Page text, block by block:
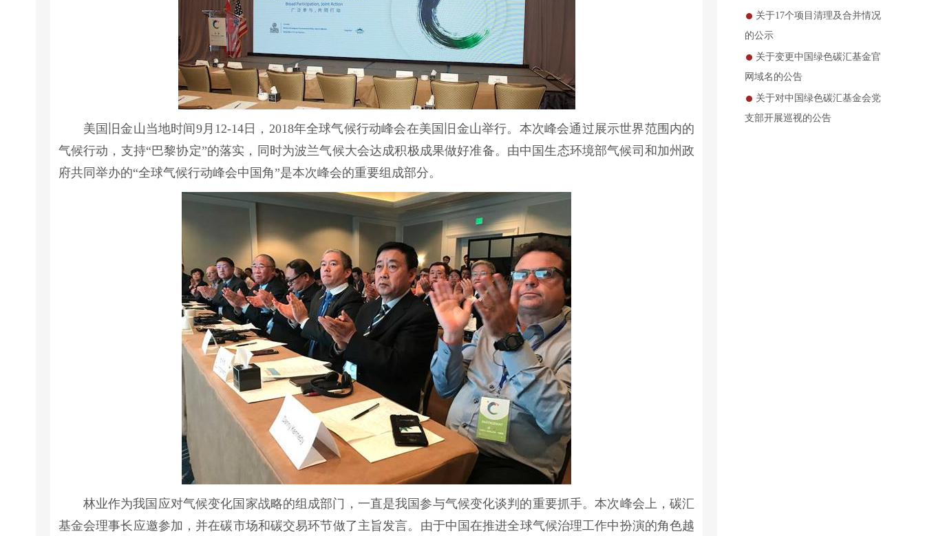
美国旧金山当地时间9月12-14日，2018年全球气候行动峰会在美国旧金山举行。本次峰会通过展示世界范围内的
气候行动，支持“巴黎协定”的落实，同时为波兰气候大会达成积极成果做好准备。由中国生态环境部气候司和加州政
府共同举办的“全球气候行动峰会中国角”是本次峰会的重要组成部分。
林业作为我国应对气候变化国家战略的组成部门，一直是我国参与气候变化谈判的重要抓手。本次峰会上，碳汇
基金会理事长应邀参加，并在碳市场和碳交易环节做了主旨发言。由于中国在推进全球气候治理工作中扮演的角色越
关于17个项目清理及合并情况
的公示
关于变更中国绿色碳汇基金官
网域名的公告
关于对中国绿色碳汇基金会党
支部开展巡视的公告